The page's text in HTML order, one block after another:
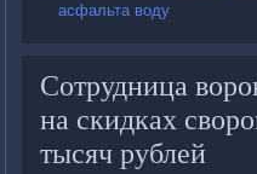
асфальта воду
Сотрудница
на скидках
тысяч рублей